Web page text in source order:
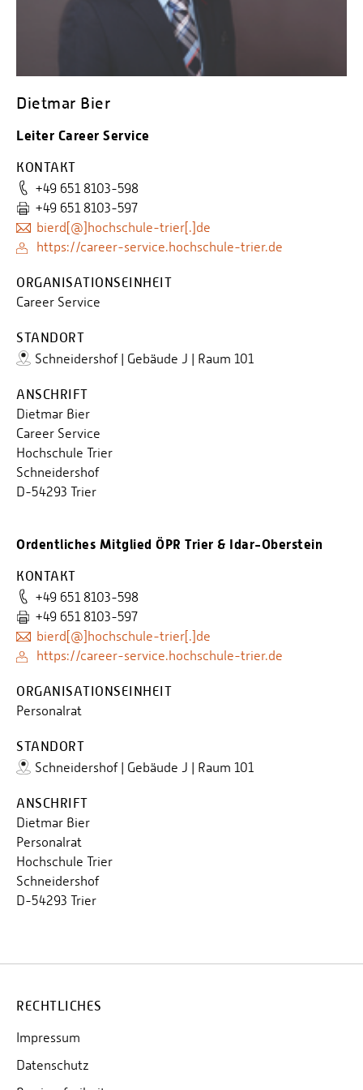
Personalvertretungen
Schwerbehindertenvertretungen
Personalentwicklung
Dietmar Bier
Leiter Career Service
KONTAKT
+49 651 8103-598
+49 651 8103-597
bierd[@]hochschule-trier[.]de
https://career-service.hochschule-trier.de
ORGANISATIONSEINHEIT
Career Service
STANDORT
Schneidershof | Gebäude J | Raum 101
ANSCHRIFT
Dietmar Bier
Career Service
Hochschule Trier
Schneidershof
D-54293 Trier
Ordentliches Mitglied ÖPR Trier & Idar-Oberstein
KONTAKT
+49 651 8103-598
+49 651 8103-597
bierd[@]hochschule-trier[.]de
https://career-service.hochschule-trier.de
ORGANISATIONSEINHEIT
Personalrat
STANDORT
Schneidershof | Gebäude J | Raum 101
ANSCHRIFT
Dietmar Bier
Personalrat
Hochschule Trier
Schneidershof
D-54293 Trier
RECHTLICHES
Impressum
Datenschutz